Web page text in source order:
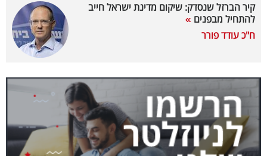
ניוזלטרים
מייל
אדום
קיר הברזל שנסדק: שיקום מדינת ישראל חייב
להתחיל מבפנים
ח"כ עודד פורר